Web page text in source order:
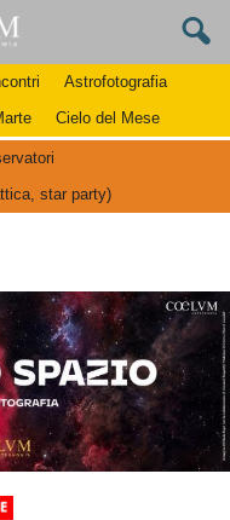
Astrofotografia
Cielo del Mese
star party)